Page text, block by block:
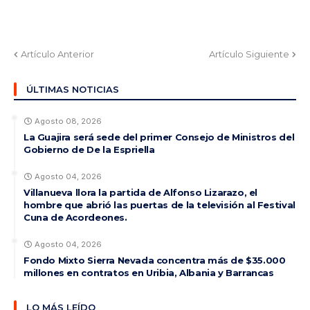
Artículo Anterior Artículo Siguiente
ÚLTIMAS NOTICIAS
Agosto 08, 2026
La Guajira será sede del primer Consejo de Ministros del
Gobierno de De la Espriella
Agosto 04, 2026
Villanueva llora la partida de Alfonso Lizarazo, el
hombre que abrió las puertas de la televisión al Festival
Cuna de Acordeones.
Agosto 04, 2026
Fondo Mixto Sierra Nevada concentra más de $35.000
millones en contratos en Uribia, Albania y Barrancas
LO MÁS LEÍDO